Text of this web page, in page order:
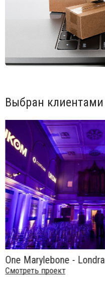
Выбран клиентами
One Marylebone - Londra
Смотреть проект